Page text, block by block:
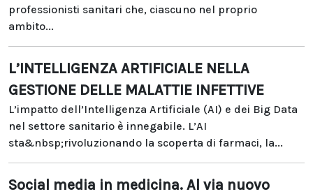
professionisti sanitari che, ciascuno nel proprio
ambito...
L’INTELLIGENZA ARTIFICIALE NELLA
GESTIONE DELLE MALATTIE INFETTIVE
L’impatto dell’Intelligenza Artificiale (AI) e dei Big Data
nel settore sanitario è innegabile. L’AI
sta&nbsp;rivoluzionando la scoperta di farmaci, la...
Social media in medicina. Al via nuovo